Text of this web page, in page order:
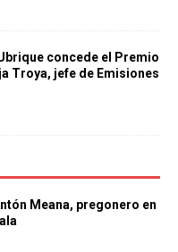
concede el Premio
Troya, jefe de Emisiones
Meana, pregonero en